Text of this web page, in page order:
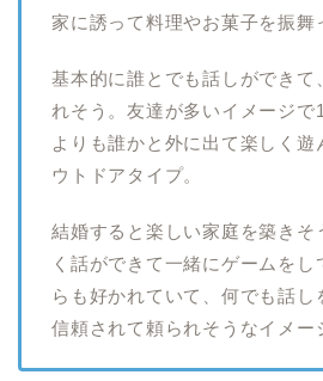
家に誘って料理やお菓子を振舞
基本的に誰とでも話しができて
れそう。友達が多いイメージで
よりも誰かと外に出て楽しく遊
ウトドアタイプ。
結婚すると楽しい家庭を築きそ
く話ができて一緒にゲームを
らも好かれていて、何でも話し
信頼されて頼られそうなイメー